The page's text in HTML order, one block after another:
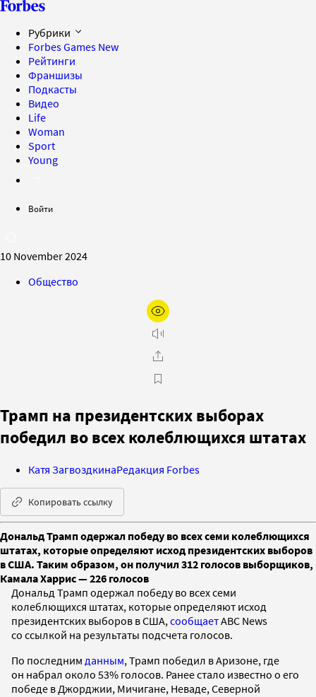
Рубрики
Forbes Games New
Рейтинги
Франшизы
Подкасты
Видео
Life
Woman
Sport
Young
Войти
10 November 2024
Общество
Трамп на президентских выборах
победил во всех колеблющихся штатах
Катя ЗагвоздкинаРедакция Forbes
Копировать ссылку
Дональд Трамп одержал победу во всех семи колеблющихся
штатах, которые определяют исход президентских выборов
в США. Таким образом, он получил 312 голосов выборщиков,
Камала Харрис — 226 голосов
Дональд Трамп одержал победу во всех семи
колеблющихся штатах, которые определяют исход
президентских выборов в США, сообщаетABC News
со ссылкой на результаты подсчета голосов.
По последним данным, Трамп победил в Аризоне, где
он набрал около 53% голосов. Ранее стало известно о его
победе в Джорджии, Мичигане, Неваде, Северной